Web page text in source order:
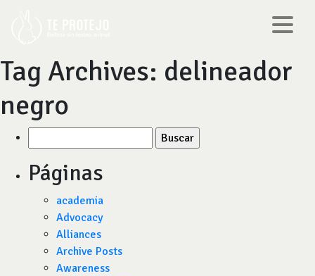
Tag Archives: delineador
negro
por:
Páginas
academia
Advocacy
Alliances
Archive Posts
Awareness